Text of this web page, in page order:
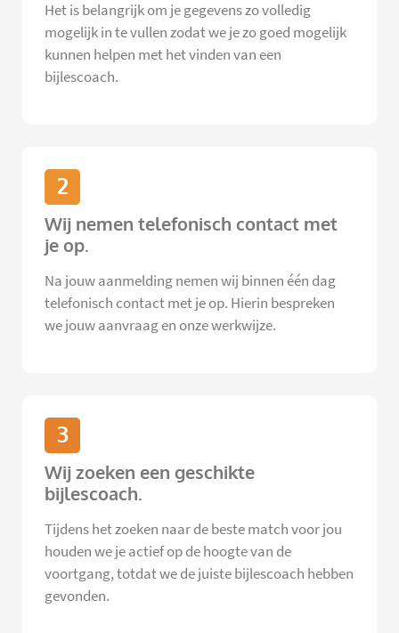
Het is belangrijk om je gegevens zo volledig
mogelijk in te vullen zodat we je zo goed mogelijk
kunnen helpen met het vinden van een
bijlescoach.
2
Wij nemen telefonisch contact met
je op.
Na jouw aanmelding nemen wij binnen één dag
telefonisch contact met je op. Hierin bespreken
we jouw aanvraag en onze werkwijze.
3
Wij zoeken een geschikte
bijlescoach.
Tijdens het zoeken naar de beste match voor jou
houden we je actief op de hoogte van de
voortgang, totdat we de juiste bijlescoach hebben
gevonden.